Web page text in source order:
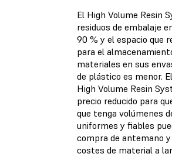
El High Volume Resin
residuos de embalaje
90 % y el espacio que
para el
materiales en sus
de plástico es menor. El
High Volume Resin
precio reducido para
que tenga volúmenes
uniformes y fiables
compra de antemano
costes de material a